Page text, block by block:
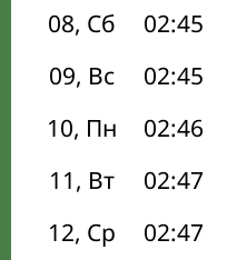
08, Сб
02:45
09, Вс
02:45
10, Пн
02:46
11, Вт
02:47
12, Ср
02:47